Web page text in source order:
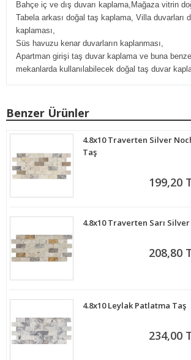
Bahçe iç ve dış duvarı kaplama,Mağaza vitrin
Tabela arkası doğal taş kaplama, Villa duvarları
kaplaması,
Süs havuzu kenar duvarların kaplanması,
Apartman girişi taş duvar kaplama ve buna
mekanlarda kullanılabilecek doğal taş duvar
Benzer Ürünler
4.8x10 Traverten Silver
Taş
199,20
4.8x10 Traverten Sarı
208,80
4.8x10 Leylak Patlatma Taş
234,00